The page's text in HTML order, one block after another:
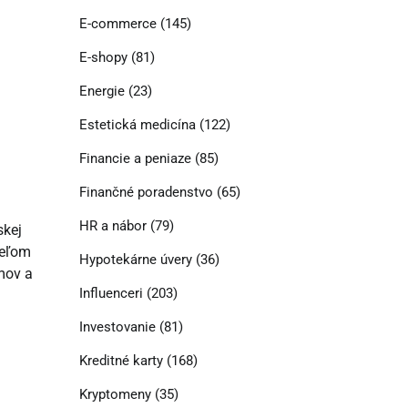
a
E-commerce(145)
E-shopy(81)
Energie(23)
Estetická medicína(122)
Financie a peniaze(85)
Finančné poradenstvo (65)
HR a nábor(79)
Hypotekárne úvery(36)
Influenceri (203)
Investovanie(81)
Kreditné karty(168)
Kryptomeny(35)